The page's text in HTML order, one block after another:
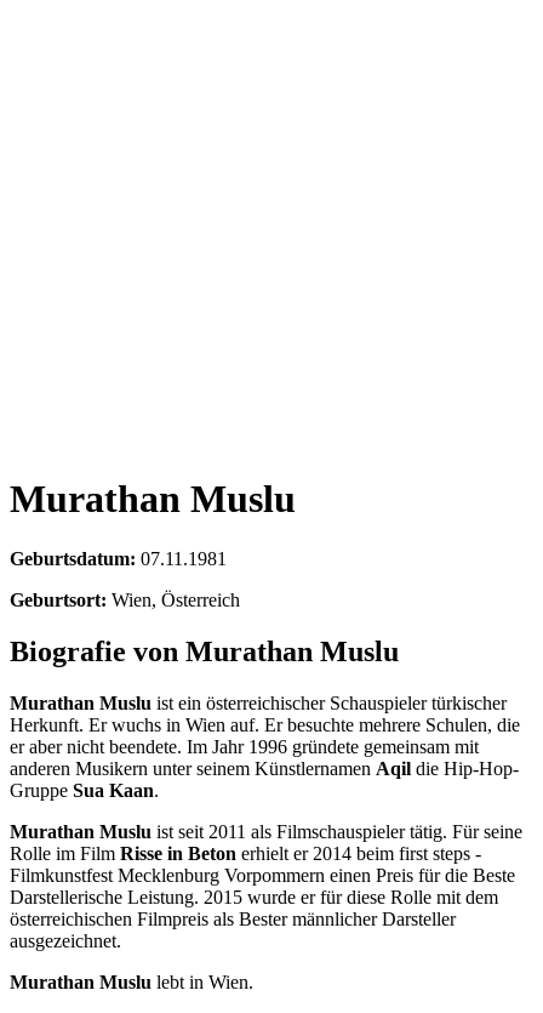
Murathan Muslu
Geburtsdatum: 07.11.1981
Geburtsort: Wien, Österreich
Biografie von Murathan Muslu
Murathan Muslu ist ein österreichischer Schauspieler türkischer
Herkunft. Er wuchs in Wien auf. Er besuchte mehrere Schulen, die
er aber nicht beendete. Im Jahr 1996 gründete gemeinsam mit
anderen Musikern unter seinem Künstlernamen Aqil die Hip-Hop-
Gruppe Sua Kaan.
Murathan Muslu ist seit 2011 als Filmschauspieler tätig. Für seine
Rolle im Film Risse in Beton erhielt er 2014 beim first steps -
Filmkunstfest Mecklenburg Vorpommern einen Preis für die Beste
Darstellerische Leistung. 2015 wurde er für diese Rolle mit dem
österreichischen Filmpreis als Bester männlicher Darsteller
ausgezeichnet.
Murathan Muslu lebt in Wien.